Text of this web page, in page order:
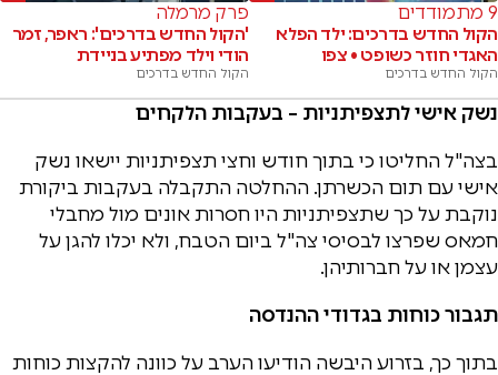
9 מתמודדים
הקול החדש בדרכים: ילד הפלא
האגדי חוזר כשופט • צפו
הקול החדש בדרכים
פרק מרמלה
'הקול החדש בדרכים': ראפר, זמר
הודי וילד מפתיע בניידת
הקול החדש בדרכים
נשק אישי לתצפיתניות – בעקבות הלקחים
בצה"ל החליטו כי בתוך חודש וחצי תצפיתניות יישאו נשק
אישי עם תום הכשרתן. ההחלטה התקבלה בעקבות ביקורת
נוקבת על כך שתצפיתניות היו חסרות אונים מול מחבלי
חמאס שפרצו לבסיסי צה"ל ביום הטבח, ולא יכלו להגן על
עצמן או על חברותיהן.
תגבור כוחות בגדודי ההנדסה
בתוך כך, בזרוע היבשה הודיעו הערב על כוונה להקצות כוחות